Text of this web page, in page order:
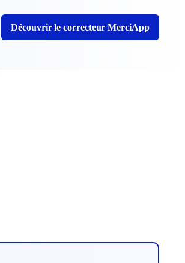
Découvrir le correcteur MerciApp